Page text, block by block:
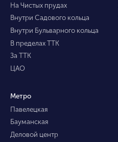
На Чистых прудах
Внутри Садового кольца
Внутри Бульварного кольца
В пределах ТТК
За ТТК
ЦАО
Метро
Павелецкая
Бауманская
Деловой центр